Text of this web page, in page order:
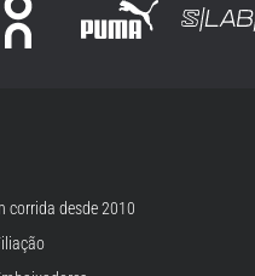
corrida desde 2010